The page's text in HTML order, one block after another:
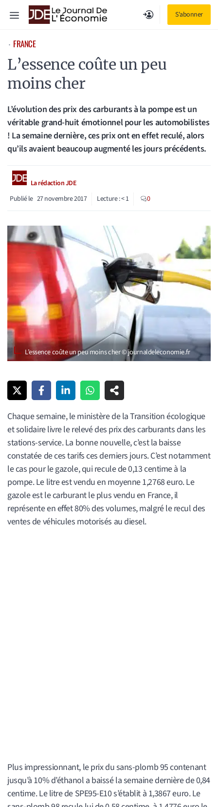
S'abonner
Menu
⋅ FRANCE
L’essence coûte un peu
moins cher
L’évolution des prix des carburants à la pompe est un
véritable grand-huit émotionnel pour les automobilistes
! La semaine dernière, ces prix ont en effet reculé, alors
qu’ils avaient beaucoup augmenté les jours précédents.
La rédaction JDE
Publié le 27 novembre 2017 Lecture :< 1 0
L’essence coûte un peu moins cher © journaldeleconomie.fr
Chaque semaine, le ministère de la Transition écologique
et solidaire livre le relevé des prix des carburants dans les
stations-service. La bonne nouvelle, c’est la baisse
constatée de ces tarifs ces derniers jours. C’est notamment
le cas pour le gazole, qui recule de 0,13 centime à la
pompe. Le litre est vendu en moyenne 1,2768 euro. Le
gazole est le carburant le plus vendu en France, il
représente en effet 80% des volumes, malgré le recul des
ventes de véhicules motorisés au diesel.
Plus impressionnant, le prix du sans-plomb 95 contenant
jusqu’à 10% d’éthanol a baissé la semaine dernière de 0,84
centime. Le litre de SPE95-E10 s’établit à 1,3867 euro. Le